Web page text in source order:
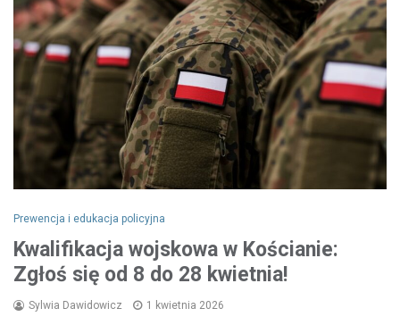
Prewencja i edukacja policyjna
Kwalifikacja wojskowa w Kościanie:
Zgłoś się od 8 do 28 kwietnia!
Sylwia Dawidowicz 1 kwietnia 2026